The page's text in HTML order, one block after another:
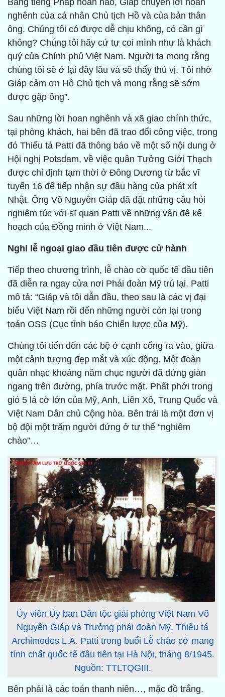
Bằng tiếng Pháp hoàn hảo, Giáp chuyển lời hoan
nghênh của cá nhân Chủ tịch Hồ và của bản thân
ông. Chúng tôi có được dễ chịu không, có cần gì
không? Chúng tôi hãy cứ tự coi mình như là khách
quý của Chính phủ Việt Nam. Người ta mong rằng
chúng tôi sẽ ở lại đây lâu và sẽ thấy thú vị. Tôi nhờ
Giáp cảm ơn Hồ Chủ tịch và mong rằng sẽ sớm
được gặp ông”.
Sau những lời hoan nghênh và xã giao chính thức,
tại phòng khách, hai bên đã trao đổi công việc, trong
đó Thiếu tá Patti đã thông báo về một số nội dung ở
Hội nghị Potsdam, về việc quân Tưởng Giới Thạch
được chỉ định tạm thời ở Đông Dương từ bắc vĩ
tuyến 16 để tiếp nhận sự đầu hàng của phát xít
Nhật. Ông Võ Nguyên Giáp đã đặt những câu hỏi
nghiêm túc với sĩ quan Patti về những vấn đề kế
hoạch của Đồng minh ở Việt Nam...
Nghi lễ ngoại giao đầu tiên được cử hành
Tiếp theo chương trình, lễ chào cờ quốc tế đầu tiên
đã diễn ra ngay cửa nơi Phái đoàn Mỹ trú lại. Patti
mô tả: “Giáp và tôi dẫn đầu, theo sau là các vị đại
biểu Việt Nam rồi đến những người còn lại trong
toán OSS (Cục tình báo Chiến lược của Mỹ).
Chúng tôi tiến đến các bệ ở cạnh cổng ra vào, giữa
một cảnh tượng đẹp mắt và xúc động. Một đoàn
quân nhạc khoảng năm chục người đã đứng giàn
ngang trên đường, phía trước mặt. Phất phới trong
gió 5 lá cờ lớn của Mỹ, Anh, Liên Xô, Trung Quốc và
Việt Nam Dân chủ Cộng hòa. Bên trái là một đơn vị
bộ đội một trăm người đứng ở tư thế “nghiêm
chào”…
Ủy viên Ủy ban Dân tộc giải phóng Việt Nam Võ
Nguyên Giáp và Trưởng phái đoàn Mỹ, Thiếu tá
Archimedes L.A. Patti trong buổi Lễ chào cờ mang
tính chất quốc tế đầu tiên tại Hà Nội, tháng 8/1945.
Nguồn: TTLTQGIII.
Bên phải là các toán thanh niên…, mặc đồ trắng.